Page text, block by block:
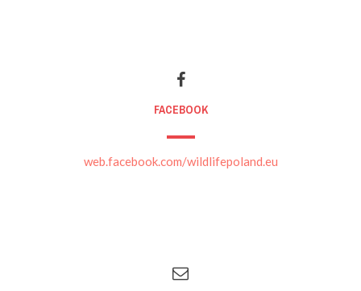
FACEBOOK
web.facebook.com/wildlifepoland.eu